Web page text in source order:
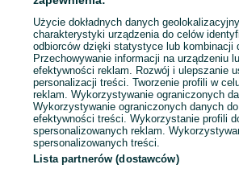
Użycie dokładnych danych
charakterystyki urządzenia do celów
odbiorców dzięki statystyce lub kombinacji
Przechowywanie informacji na urządzeniu
efektywności reklam. Rozwój i ulepszanie
personalizacji treści. Tworzenie profili w
reklam. Wykorzystywanie ograniczonych
Wykorzystywanie ograniczonych danych
efektywności treści. Wykorzystanie profili
spersonalizowanych reklam.
spersonalizowanych treści.
Lista partnerów (dostawców)